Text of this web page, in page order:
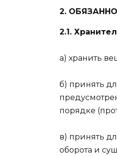
2.
2.1.
а) хранить
б) принять
порядке
в) принять
оборота и